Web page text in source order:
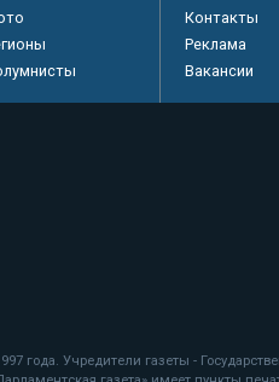
Контакты
Реклама
Вакансии
года. Учредители газеты -